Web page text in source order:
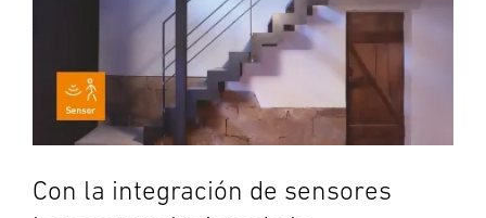
Con la integración de sensores